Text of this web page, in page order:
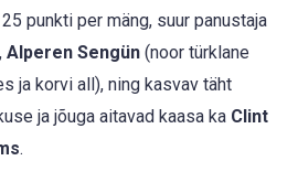
punkti per mäng, suur panustaja
Alperen Sengün (noor türklane
ja korvi all), ning kasvav täht
ja jõuga aitavad kaasa ka Clint
.